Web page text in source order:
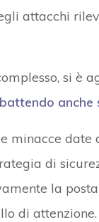
attacchi
si è
minacce date
di
la
di attenzione.